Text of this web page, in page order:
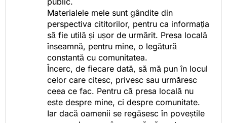
Materialele mele sunt gândite din
perspectiva cititorilor, pentru ca informația
să fie utilă și ușor de urmărit. Presa locală
înseamnă, pentru mine, o legătură
constantă cu comunitatea.
Încerc, de fiecare dată, să mă pun în locul
celor care citesc, privesc sau urmăresc
ceea ce fac. Pentru că presa locală nu
este despre mine, ci despre comunitate.
Iar dacă oamenii se regăsesc în poveștile